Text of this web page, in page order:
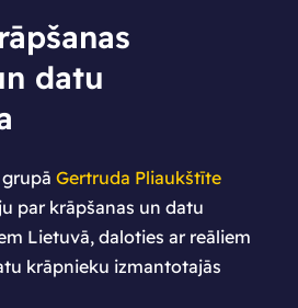
datu
Gertruda Pliaukštīte
par krāpšanas un datu
Lietuvā, daloties ar reāliem
krāpnieku izmantotajās